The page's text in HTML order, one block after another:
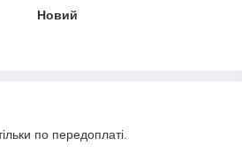
Новий
по передоплаті.